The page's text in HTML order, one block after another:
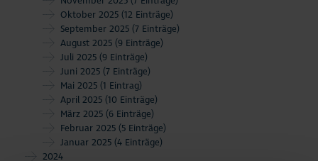
Oktober 2025 (12 Einträge)
September 2025 (7 Einträge)
August 2025 (9 Einträge)
Juli 2025 (9 Einträge)
Juni 2025 (7 Einträge)
Mai 2025 (1 Eintrag)
April 2025 (10 Einträge)
März 2025 (6 Einträge)
Februar 2025 (5 Einträge)
Januar 2025 (4 Einträge)
2024